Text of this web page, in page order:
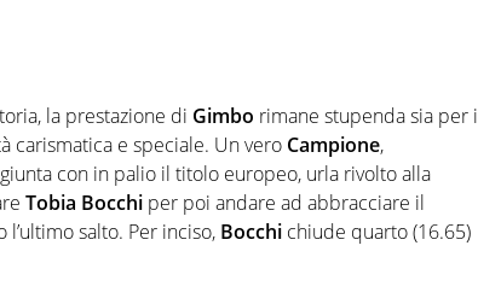
la prestazione di Gimbo rimane stupenda sia per i
carismatica e speciale. Un vero Campione,
con in palio il titolo europeo, urla rivolto alla
Tobia Bocchi per poi andare ad abbracciare il
salto. Per inciso, Bocchi chiude quarto (16.65)